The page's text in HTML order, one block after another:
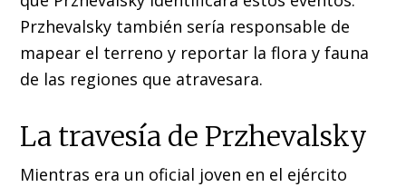
Przhevalsky también sería responsable de
mapear el terreno y reportar la flora y fauna
de las regiones que atravesara.
La travesía de Przhevalsky
Mientras era un oficial joven en el ejército